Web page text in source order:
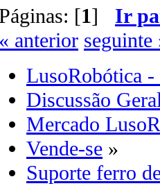
[1] Ir
« anterior seguinte
LusoRobótica -
Discussão
Mercado
Vende-se »
Suporte ferro